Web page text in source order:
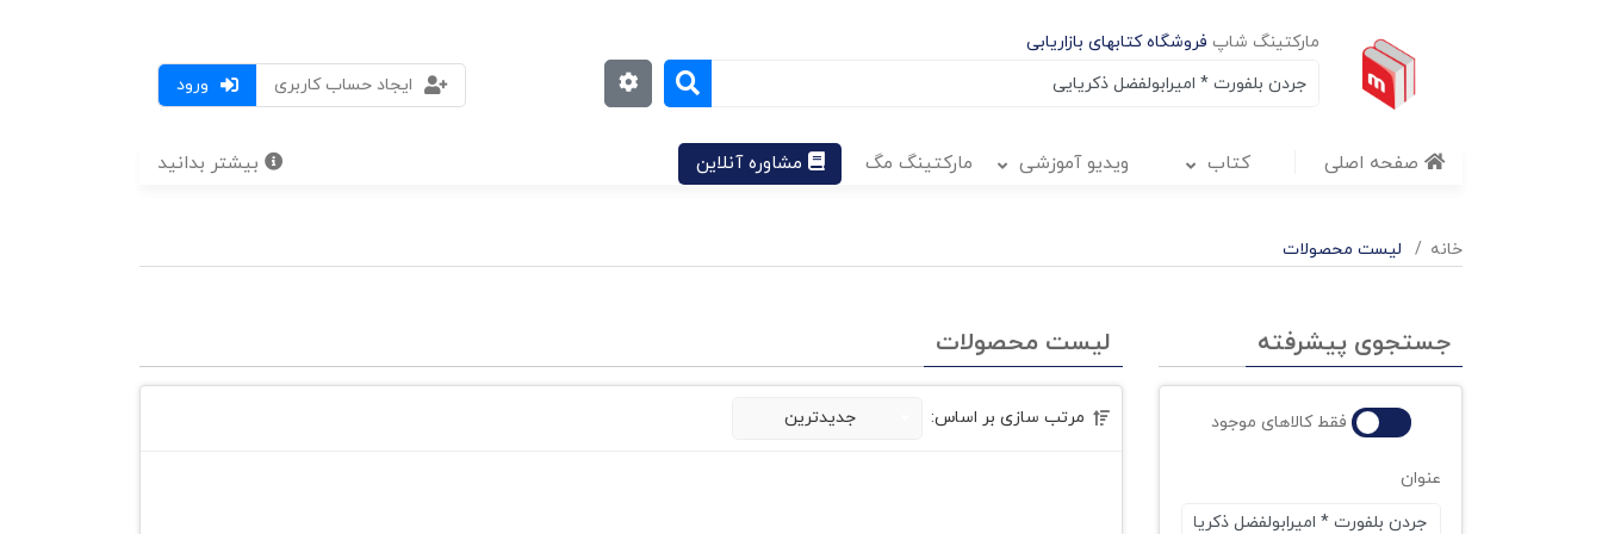
مارکتینگ شاپ فروشگاه کتابهای بازاریابی
ورود
ایجاد حساب کاربری
صفحه اصلی کتاب ویدیو آموزشی مارکتینگ مگ مشاوره آنلاین بیشتر بدانید
خانه لیست محصولات
جستجوی پیشرفته
فقط کالاهای موجود
عنوان
لیست محصولات
مرتب سازی بر اساس: جدیدترین